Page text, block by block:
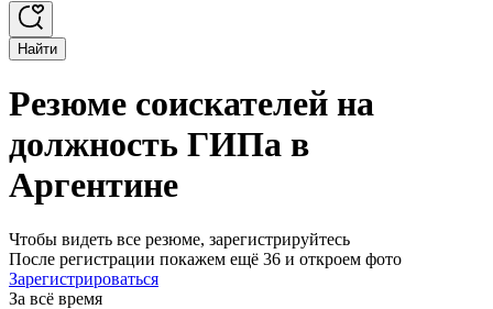
Найти
Резюме соискателей на
должность ГИПа в
Аргентине
Чтобы видеть все резюме, зарегистрируйтесь
После регистрации покажем ещё 36 и откроем фото
Зарегистрироваться
За всё время